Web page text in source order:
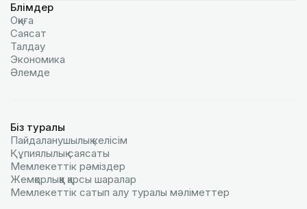
Бөлімдер
Оқиға
Саясат
Талдау
Экономика
Әлемде
Біз туралы
Пайдаланушылық келiciм
Құпиялылық саясаты
Мемлекеттік рәміздер
Жемқорлыққа қарсы шаралар
Мемлекеттік сатып алу туралы мәлiметтер